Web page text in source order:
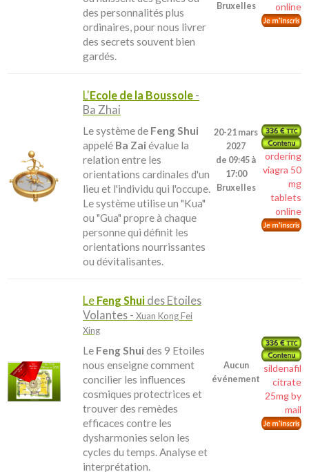
des personnalités plus
ordinaires, pour nous livrer
des secrets souvent bien
gardés.
Bruxelles
online
L'Ecole de la Boussole -
Ba Zhai
Le système de Feng Shui
appelé Ba Zai évalue la
relation entre les
orientations cardinales d'un
lieu et l'individu qui l'occupe.
Le système utilise un "Kua"
ou "Gua" propre à chaque
personne qui définit les
orientations nourrissantes
ou dévitalisantes.
20-21 mars
2027
de 09:45 à
17:00
Bruxelles
ordering
viagra 50
mg
tablets
online
Le Feng Shui des Etoiles
Volantes - Xuan Kong Fei
Xing
Le Feng Shui des 9 Etoiles
nous enseigne comment
concilier les influences
cosmiques protectrices et
trouver des remèdes
efficaces contre les
dysharmonies selon les
cycles du temps. Analyse et
interprétation.
Aucun
événement
sildenafil
citrate
25mg by
mail